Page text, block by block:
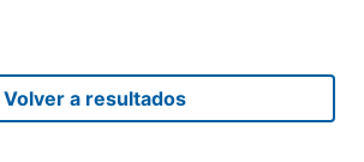
Volver a resultados